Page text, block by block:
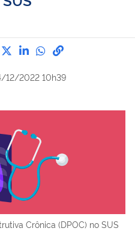
Compartilhe por Facebook
Compartilhe por Twitter
Compartilhe por
Compartilhe
link para
12/2022 10h39
Crônica (DPOC) no SUS